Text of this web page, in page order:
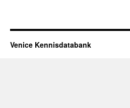
Venice Kennisdatabank